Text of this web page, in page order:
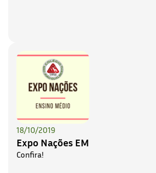
18/10/2019
Expo Nações EM
Confira!